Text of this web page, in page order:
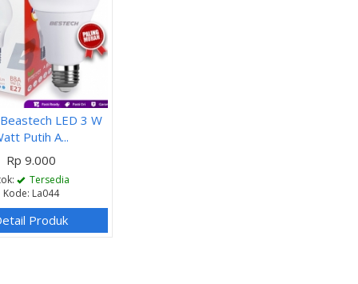
LED 3 W
Putih A...
Rp 9.000
Tersedia
Kode: La044
Produk